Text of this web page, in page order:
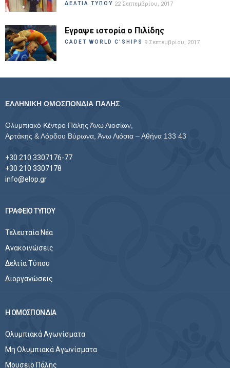
ΔΕΛΤΙΑ ΤΥΠΟΥ 22 Σεπτεμβρίου, 2017
Εγραψε ιστορία ο Πιλίδης
CADET WORLD C'SHIPS 9 Σεπτεμβρίου, 2017
ΕΛΛΗΝΙΚΗ ΟΜΟΣΠΟΝΔΙΑ ΠΑΛΗΣ
Ολυμπιακό Κέντρο Πάλης Άνω Λιοσίων,
Αρτάκης & Λόρδου Βύρωνα, Άνω Λιόσια – Αθήνα 133 43
+30 210 3307176-77
+30 210 3307178
info@elop.gr
ΓΡΑΦΕΙΟ ΤΥΠΟΥ
Τελευταία Νέα
Ανακοινώσεις
Δελτία Τύπου
Διοργανώσεις
Η ΟΜΟΣΠΟΝΔΙΑ
Ολυμπιακά Αγωνίσματα
Μη Ολυμπιακά Αγωνίσματα
Μουσείο Πάλης